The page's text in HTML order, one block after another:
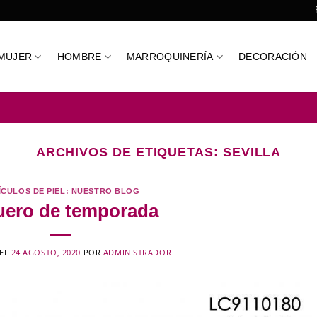
HOMBRE MARROQUINERÍA DECORACIÓN
ARCHIVOS DE ETIQUETAS: SEVILLA
DE PIEL: NUESTRO BLOG
de temporada
24 AGOSTO, 2020 POR ADMINISTRADOR